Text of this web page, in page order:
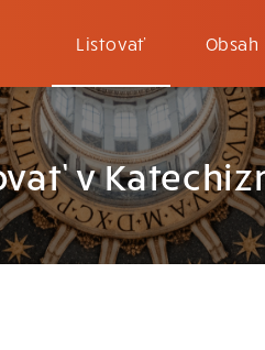
Listovať Obsah
v